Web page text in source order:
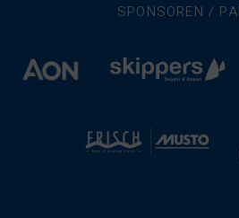
SPONSOREN /